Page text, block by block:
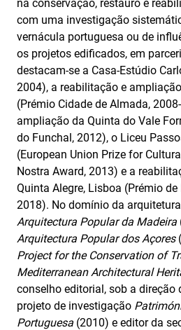
na conservação, restauro e
com uma investigação
vernácula portuguesa ou de
os projetos edificados, em
destacam‑se a Casa‑Estúdio
2004), a reabilitação e
(Prémio Cidade de Almada,
ampliação da Quinta do Vale
do Funchal, 2012), o Liceu
(European Union Prize for
Nostra Award, 2013) e a
Quinta Alegre, Lisboa (Prémio
2018). No domínio da
Arquitectura Popular da Madeira
Arquitectura Popular dos Açores
Project for the Conservation of
Mediterranean Architectural
conselho editorial, sob a direção
projeto de investigação
Portuguesa (2010) e editor da